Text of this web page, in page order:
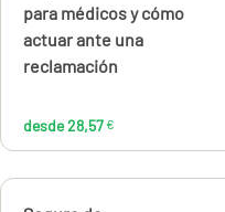
para médicos y cómo
actuar ante una
reclamación
desde 28,57 €